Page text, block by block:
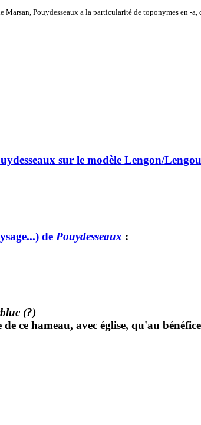
Marsan, Pouydesseaux a la particularité de toponymes en
sur le modèle Lengon/
de Pouydesseaux :
(?)
de ce hameau, avec église, qu'au